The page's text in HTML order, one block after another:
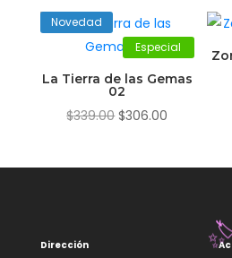
Especial
Novedad
La Tierra de las Gemas
02
$339.00El
$306.00
Dirección